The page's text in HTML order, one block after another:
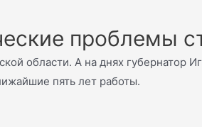
проблемы
области. А на днях губернатор
пять лет работы.